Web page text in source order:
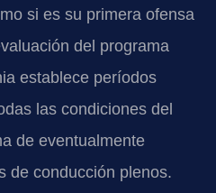
si es su primera ofensa
del programa
establece períodos
las condiciones del
de eventualmente
de conducción plenos.